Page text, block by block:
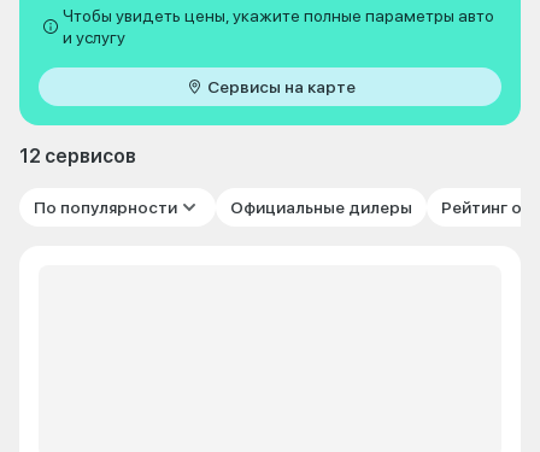
Чтобы увидеть цены, укажите полные параметры авто
и услугу
Сервисы на карте
12 сервисов
По популярности Официальные дилеры Рейтинг